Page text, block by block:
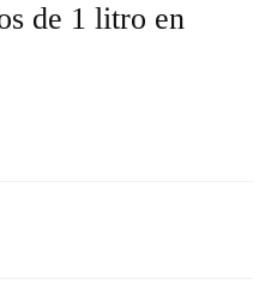
de 1 litro en